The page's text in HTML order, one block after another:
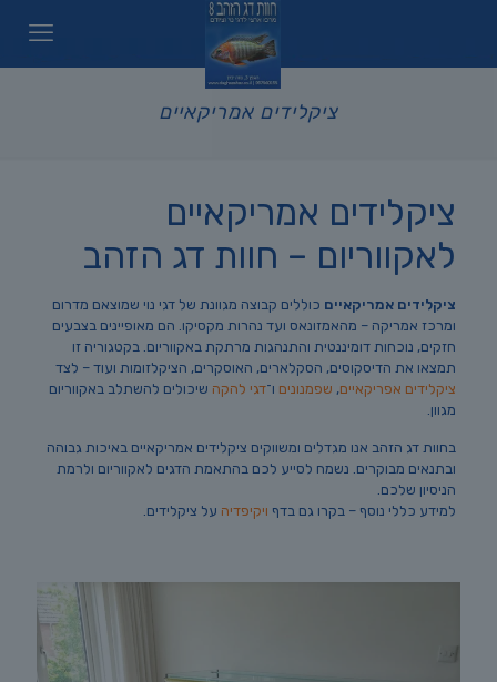
ציקלידים אמריקאיים
ציקלידים אמריקאיים
לאקווריום – חוות דג הזהב
ציקלידים אמריקאיים כוללים קבוצה מגוונת של דגי נוי שמוצאם מדרום
ומרכז אמריקה – מהאמזונאס ועד נהרות מקסיקו. הם מאופיינים בצבעים
חזקים, נוכחות דומיננטית והתנהגות מרתקת באקווריום. בקטגוריה זו
תמצאו את הדיסקוסים, הסקלארים, האוסקרים, הציקלזומות ועוד – לצד
ציקלידים אפריקאיים, שפמנונים ו־דגי להקה שיכולים להשתלב באקווריום
מגוון.
בחוות דג הזהב אנו מגדלים ומשווקים ציקלידים אמריקאיים באיכות גבוהה
ובתנאים מבוקרים. נשמח לסייע לכם בהתאמת הדגים לאקווריום ולרמת
הניסיון שלכם.
למידע כללי נוסף – בקרו גם בדף ויקיפדיה על ציקלידים.